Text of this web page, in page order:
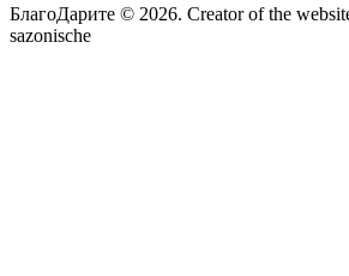
БлагоДарите © 2026. Creator of the
sazonische